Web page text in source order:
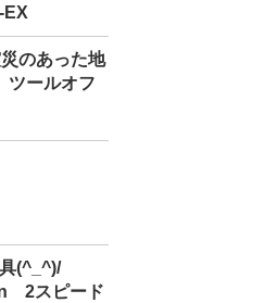
のあった地
ールオフ
(^_^)/
2スピード